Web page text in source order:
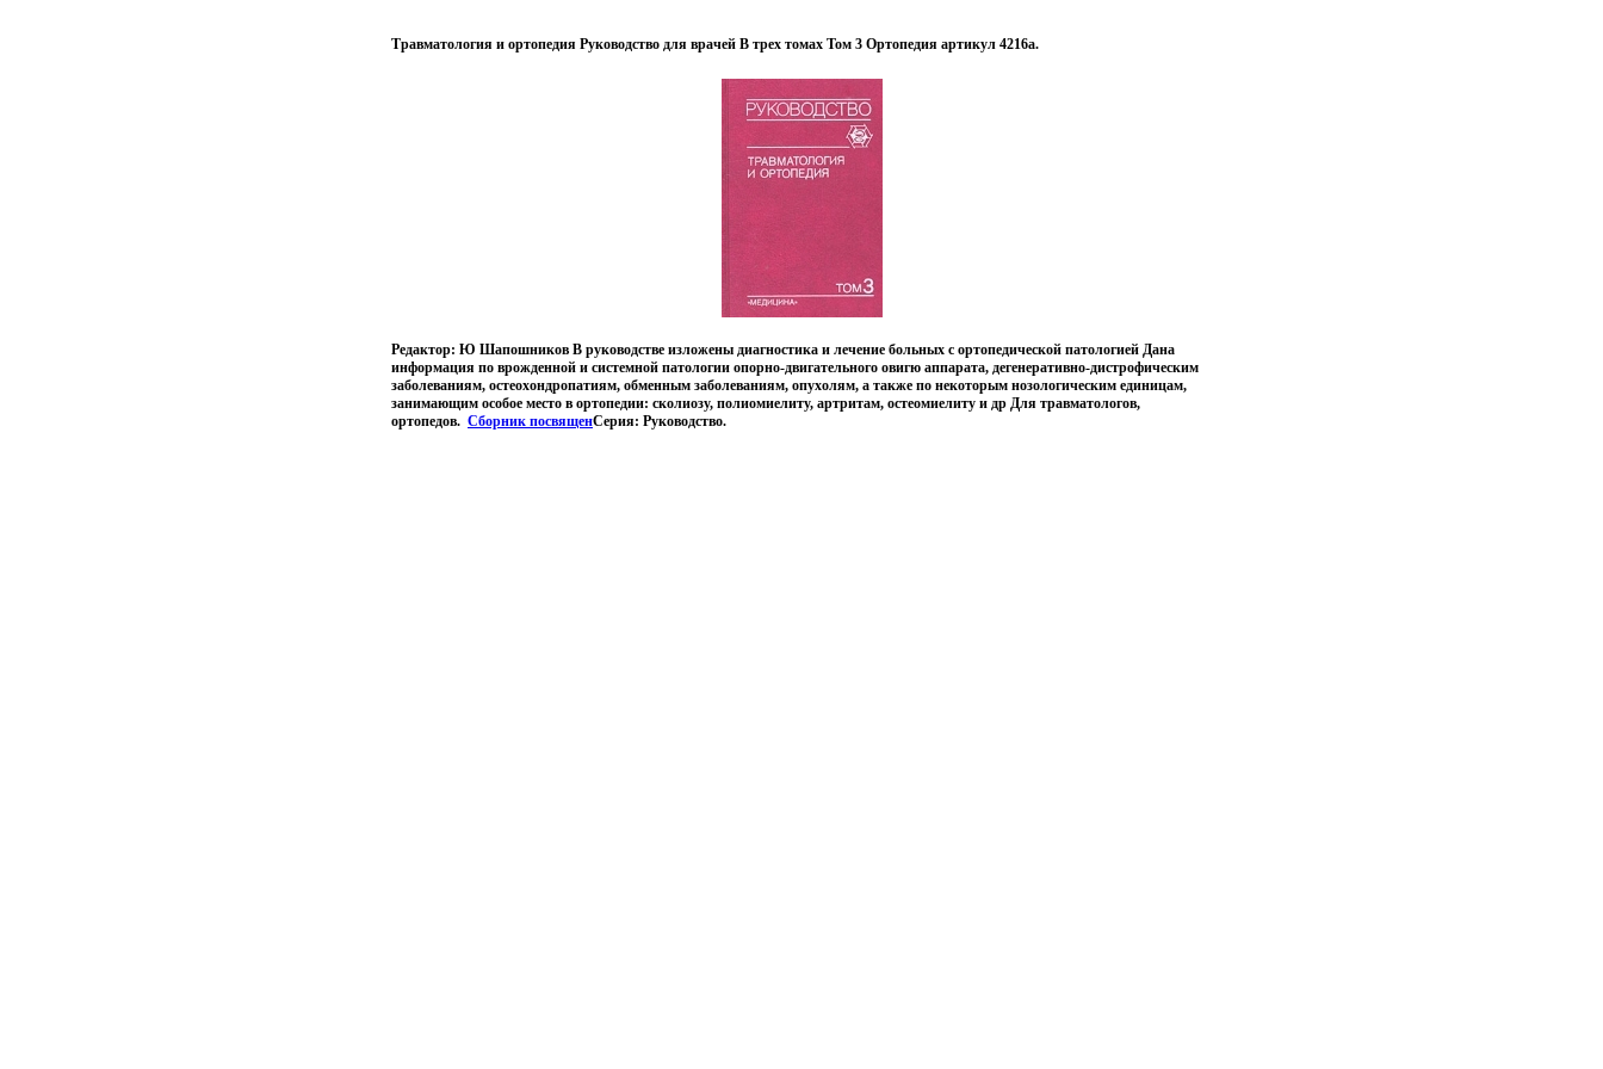
Травматология и ортопедия Руководство для врачей В трех томах Том 3 Ортопедия артикул 4216a.
Редактор: Ю Шапошников В руководстве изложены диагностика и лечение больных с ортопедической патологией Дана
информация по врожденной и системной патологии опорно-двигательного овигю аппарата, дегенеративно-дистрофическим
заболеваниям, остеохондропатиям, обменным заболеваниям, опухолям, а также по некоторым нозологическим единицам,
занимающим особое место в ортопедии: сколиозу, полиомиелиту, артритам, остеомиелиту и др Для травматологов,
ортопедов. Сборник посвященСерия: Руководство.